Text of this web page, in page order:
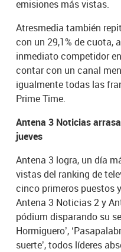
emisiones más vistas.
Atresmedia también
con un 29,1% de cuota,
inmediato competidor
contar con un canal
igualmente todas las
Prime Time.
Antena 3 Noticias
jueves
Antena 3 logra, un día
vistas del ranking de
cinco primeros puestos
Antena 3 Noticias 2 y
pódium disparando su
Hormiguero’,
suerte’, todos líderes